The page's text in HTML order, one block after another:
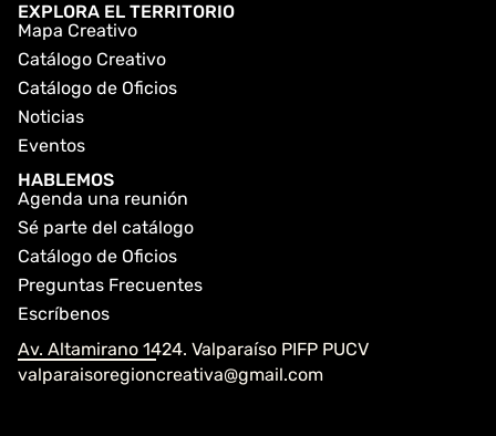
EXPLORA EL TERRITORIO
Mapa Creativo
Catálogo Creativo
Catálogo de Oficios
Noticias
Eventos
HABLEMOS
Agenda una reunión
Sé parte del catálogo
Catálogo de Oficios
Preguntas Frecuentes
Escríbenos
Av. Altamirano 1424. Valparaíso PIFP PUCV
valparaisoregioncreativa@gmail.com